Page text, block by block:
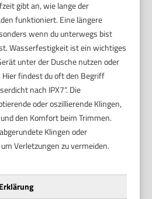
gibt an, wie lange der
funktioniert. Eine längere
wenn du unterwegs bist
Wasserfestigkeit ist ein wichtiges
unter der Dusche nutzen oder
findest du oft den Begriff
nach IPX7“. Die
oder oszillierende Klingen,
den Komfort beim Trimmen.
Klingen oder
Verletzungen zu vermeiden.
Erklärung